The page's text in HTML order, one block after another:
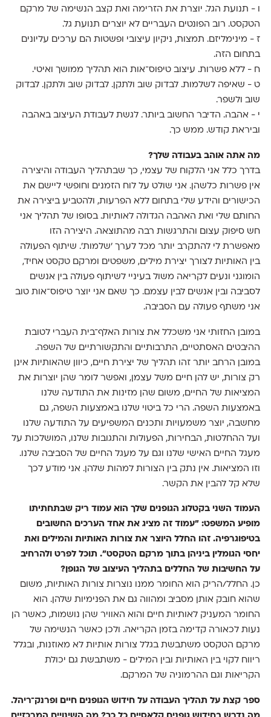
ו - תנועת הגל. יוצרת את הזרימה ואת קצב הנשימה של מרקם
הטקסט. רוב הפונטים העבריים לא יוצרים תנועת גל.
ז - מינימליזם. תמצות, ניקיון עיצובי ופשטות הם ערכים עליונים
בתחום הזה.
ח - ללא פשרות. עיצוב טיפוס־אות הוא תהליך ממושך ואיטי.
ט - שאיפה לשלמות. לבדוק שוב ולתקן. לבדוק שוב ולתקן. לבדוק
שוב ולשפר.
י - אהבה. הדיבר החשוב ביותר. לגשת לעבודת העיצוב באהבה
וביראת קודש. ממש כך.
מה אתה אוהב בעבודה שלך?
בדרך כלל אני הלקוח של עצמי, כך שבתהליך העבודה והיצירה
אין פשרות כלשהן. אני שולט על לוח הזמנים וחופשי ליישם את
הכישורים והידע שלי בתחום ללא הפרעות, ולהטביע ביצירה את
החותם שלי ואת האהבה הגדולה לאותיות. בסופו של תהליך אני
חש סיפוק עצום והתרגשות רבה מהתוצאה. היצירה הזו
מאפשרת לי להתקרב יותר מכל לערך 'שלמות'. שיתוף הפעולה
בין האותיות לצורך יצירת מילים, משפטים ומרקם טקסט אחיד,
הומוגני ונעים לקריאה משול בעיניי לשיתוף פעולה בין אנשים
לסביבה ובין אנשים לבין עצמם. כך שאם אני יוצר טיפוס־אות טוב
אני משתף פעולה עם הסביבה.
במובן החזותי אני משכלל את צורות האלף־בית העברי לטובת
ההיבטים האסתטיים, התרבותיים והתקשורתיים של השפה.
במובן הרחב יותר זהו תהליך של יצירת חיים, כיוון שהאותיות אינן
רק צורות, יש להן חיים משל עצמן, ואפשר לומר שהן יוצרות את
המציאות של החיים, משום שהן מזינות את התודעה שלנו
באמצעות השפה. הרי כל ביטוי שלנו באמצעות השפה, גם
מחשבה, יוצר משמעויות ותכנים המשפיעים על התודעה שלנו
ועל ההחלטות, הבחירות, הפעולות והתגובות שלנו, המושלכות על
מעגל החיים האישי שלנו וגם על מעגל החיים של הסביבה שלנו.
וזו המציאות. אין נתק בין הצורות למהות שלהן. אני מודע לכך
שלא קל להבין את הקשר.
העמוד השני בקטלוג הגופנים שלך הוא עמוד ריק שבתחתיתו
מופיע המשפט: "עמוד זה מציג את אחד הערכים החשובים
בטיפוגרפיה. זהו החלל היוצר את צורות האותיות והמילים ואת
יחסי הגומלין ביניהן בתוך מרקם הטקסט". תוכל לפרט ולהרחיב
על החשיבות של החללים בתהליך העיצוב של הגופן?
כן. החלל/הריק הוא החומר ממנו נוצרות צורות האותיות, משום
שהוא חובק אותן מסביב ומהווה גם את הפנימיות שלהן. הוא
החומר המעניק לאותיות חיים והוא האוויר שהן נושמות, כאשר הן
נעות לכאורה קדימה בזמן הקריאה. ולכן כאשר הנשימה של
מרקם הטקסט משתבשת בגלל צורות אותיות לא מאוזנות, ובגלל
ריווח לקוי בין האותיות ובין המילים - משתבשת גם יכולת
הקריאות וגם ההרמוניה של המרקם.
ספר קצת על תהליך העבודה על חידוש הגופנים חיים ופרנק־ריהל.